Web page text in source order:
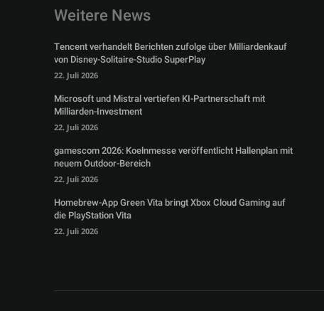
Weitere News
Tencent verhandelt Berichten zufolge über Milliardenkauf
von Disney-Solitaire-Studio SuperPlay
22. Juli 2026
Microsoft und Mistral vertiefen KI-Partnerschaft mit
Milliarden-Investment
22. Juli 2026
gamescom 2026: Koelnmesse veröffentlicht Hallenplan mit
neuem Outdoor-Bereich
22. Juli 2026
Homebrew-App Green Vita bringt Xbox Cloud Gaming auf
die PlayStation Vita
22. Juli 2026